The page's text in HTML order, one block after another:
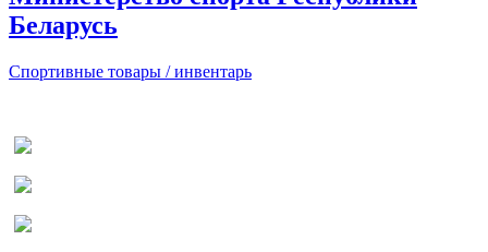
Беларусь
Спортивные товары / инвентарь